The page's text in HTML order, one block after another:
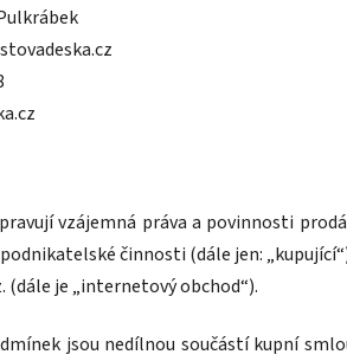
vzájemná práva a povinnosti
činnosti (dále jen:
(dále je „internetový obchod“).
jsou nedílnou součástí kupní